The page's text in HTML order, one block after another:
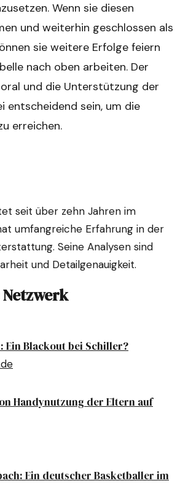
Wenn sie diesen
und weiterhin geschlossen als
sie weitere Erfolge feiern
nach oben arbeiten. Der
und die Unterstützung der
entscheidend sein, um die
erreichen.
seit über zehn Jahren im
umfangreiche Erfahrung in der
Seine Analysen sind
und Detailgenauigkeit.
Ein Blackout bei Schiller?
Handynutzung der Eltern auf
Ein deutscher Basketballer im